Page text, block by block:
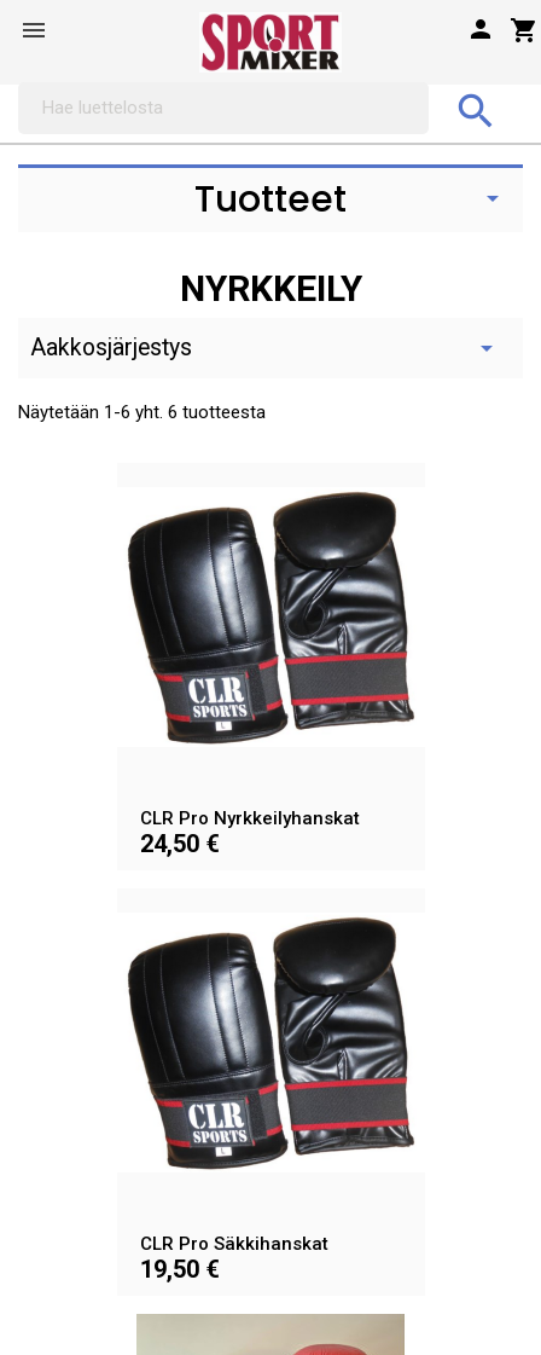
 shopping_cart


Tuotteet 
NYRKKEILY
Aakkosjärjestys 
Näytetään 1-6 yht. 6 tuotteesta
CLR Pro Nyrkkeilyhanskat
24,50 €
CLR Pro Säkkihanskat
19,50 €